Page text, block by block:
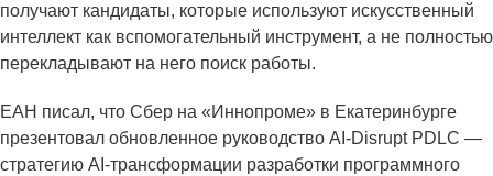
получают кандидаты, которые используют искусственный
интеллект как вспомогательный инструмент, а не полностью
перекладывают на него поиск работы.
ЕАН писал, что Сбер на «Иннопроме» в Екатеринбурге
презентовал обновленное руководство AI-Disrupt PDLC —
стратегию AI-трансформации разработки программного